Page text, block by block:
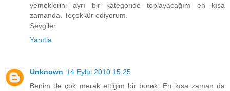
yemeklerini ayrı bir kategoride toplayacağım en kısa
zamanda. Teçekkür ediyorum.
Sevgiler.
Yanıtla
Unknown 14 Eylül 2010 15:25
Benim de çok merak ettiğim bir börek. En kısa zaman da